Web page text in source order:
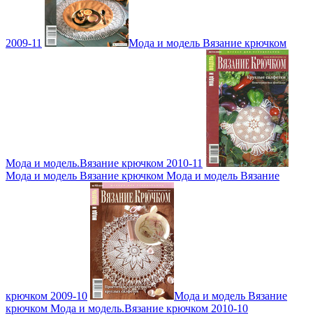
2009-11 Мода и модель Вязание крючком
Мода и модель.Вязание крючком 2010-11
Мода и модель Вязание крючком Мода и модель Вязание
крючком 2009-10
Мода и модель Вязание
крючком Мода и модель.Вязание крючком 2010-10